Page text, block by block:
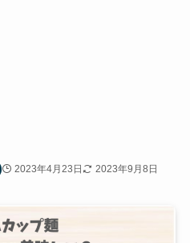
2023年4月23日 2023年9月8日